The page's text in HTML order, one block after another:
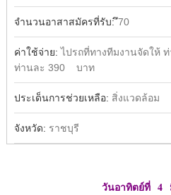
จำนวนอาสาสมัครที่รับ:ึ70
ค่าใช้จ่าย:ไปรถที่ทางทีมงานจัดให้
ท่านละ 390 บาท
ประเด็นการช่วยเหลือ: สิ่งแวดล้อม
จังหวัด: ราชบุรี
วันอาทิตย์ที่ 4